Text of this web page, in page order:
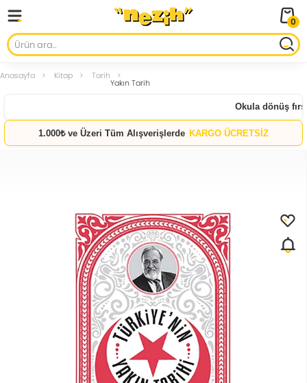
0
Anasayfa Kitap Tarih
Yakın Tarih
Okula dönüş
1.000₺ ve Üzeri Tüm Alışverişlerde KARGO ÜCRETSİZ